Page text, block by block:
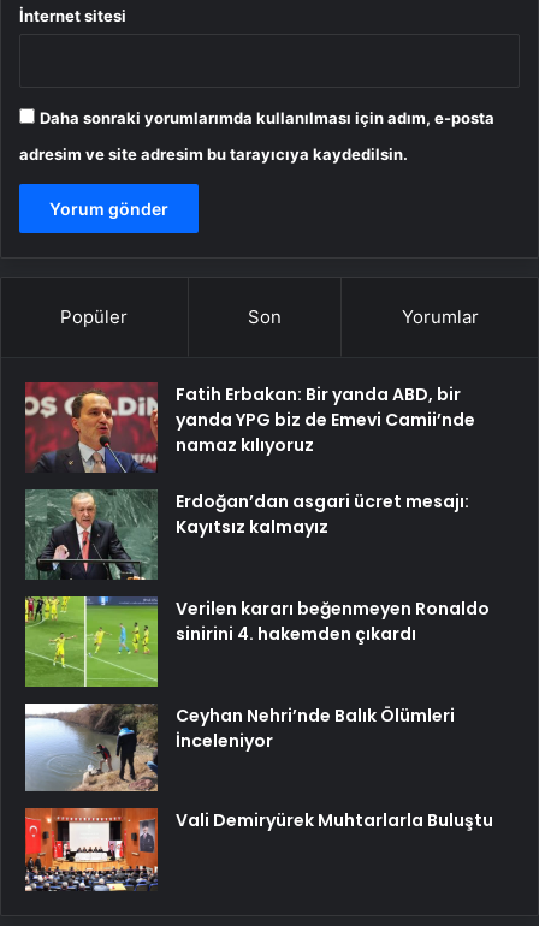
İnternet sitesi
Daha sonraki yorumlarımda kullanılması için adım, e-posta
adresim ve site adresim bu tarayıcıya kaydedilsin.
Popüler Son Yorumlar
Fatih Erbakan: Bir yanda ABD, bir
yanda YPG biz de Emevi Camii’nde
namaz kılıyoruz
Erdoğan’dan asgari ücret mesajı:
Kayıtsız kalmayız
Verilen kararı beğenmeyen Ronaldo
sinirini 4. hakemden çıkardı
Ceyhan Nehri’nde Balık Ölümleri
İnceleniyor
Vali Demiryürek Muhtarlarla Buluştu